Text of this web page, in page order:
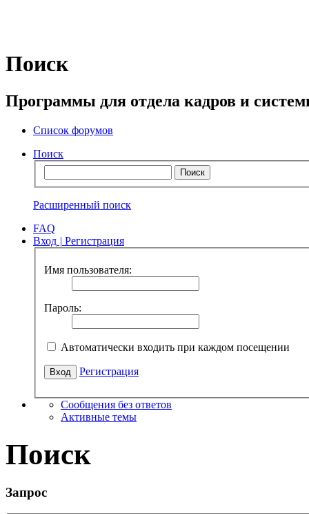
Поиск
Программы для отдела кадров и
Список форумов
Поиск
Расширенный поиск
FAQ
Вход | Регистрация
Имя пользователя:
Пароль:
Автоматически входить при каждом посещении
Регистрация
Сообщения без ответов
Активные темы
Поиск
Запрос